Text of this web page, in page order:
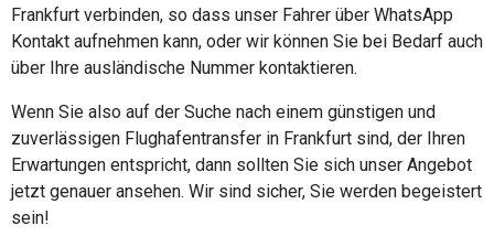
Frankfurt verbinden, so dass unser Fahrer über WhatsApp
Kontakt aufnehmen kann, oder wir können Sie bei Bedarf auch
über Ihre ausländische Nummer kontaktieren.
Wenn Sie also auf der Suche nach einem günstigen und
zuverlässigen Flughafentransfer in Frankfurt sind, der Ihren
Erwartungen entspricht, dann sollten Sie sich unser Angebot
jetzt genauer ansehen. Wir sind sicher, Sie werden begeistert
sein!